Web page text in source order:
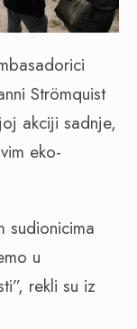
Strömquist
akciji sadnje,
eko-
sudionicima
u
rekli su iz